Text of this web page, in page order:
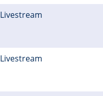
Livestream
Livestream